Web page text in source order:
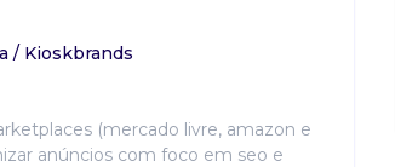
/ Kioskbrands
(mercado livre, amazon e
anúncios com foco em seo e